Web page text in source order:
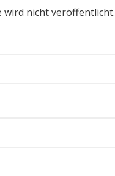
wird nicht veröffentlicht.